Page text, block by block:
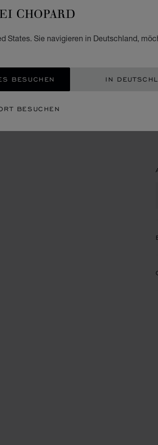
CHOPARD
States. Sie navigieren in Deutschland,
BESUCHEN IN
BESUCHEN